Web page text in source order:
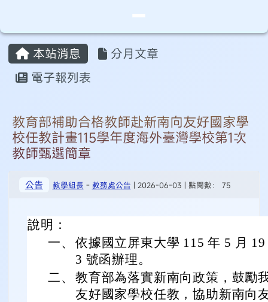
桃園市永安實驗中學
⏸
主內容區域
本站消息
分月文章
電子報列表
教育部補助合格教師赴新南向友好國家學
校任教計畫115學年度海外臺灣學校第1次
教師甄選簡章
公告 教學組長 - 教務處公告 | 2026-06-03 | 點閱數： 75
說明：
一、 依據國立屏東大學 115 年 5 月
3 號函辦理。
二、 教育部為落實新南向政策，鼓勵
友好國家學校任教，協助新南向
頁尾區域